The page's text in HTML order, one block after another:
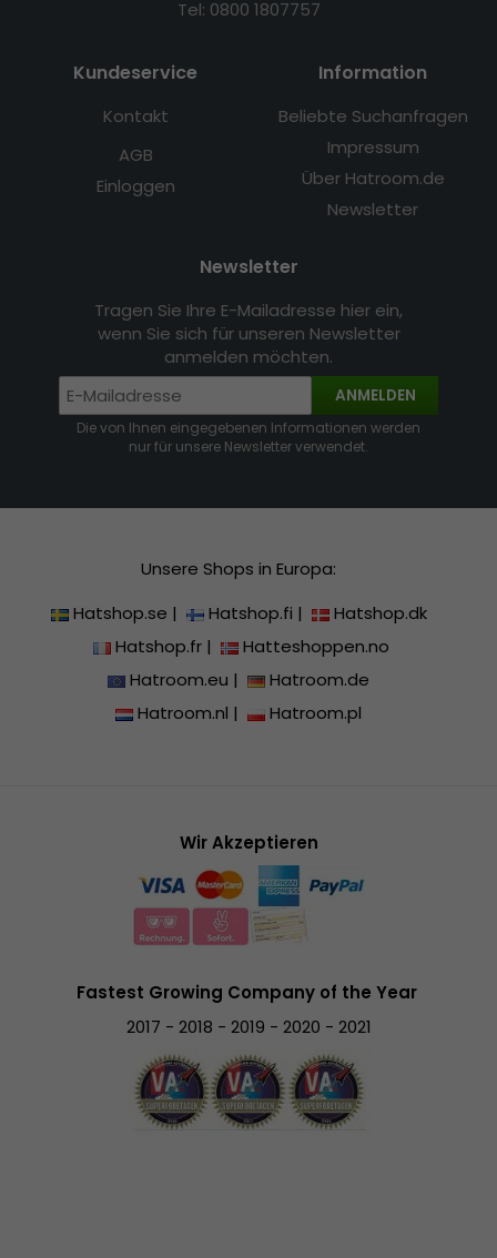
Tel: 0800 1807757
Kundeservice
Kontakt
AGB
Einloggen
Information
Beliebte Suchanfragen
Impressum
Über Hatroom.de
Newsletter
Newsletter
Tragen Sie Ihre E-Mailadresse hier ein,
wenn Sie sich für unseren Newsletter
anmelden möchten.
ANMELDEN
Die von Ihnen eingegebenen Informationen werden
nur für unsere Newsletter verwendet.
Unsere Shops in Europa:
Hatshop.se | Hatshop.fi |
Hatshop.dk
Hatshop.fr|
Hatteshoppen.no
Hatroom.eu |
Hatroom.de
Hatroom.nl | Hatroom.pl
Wir Akzeptieren
Fastest Growing Company of the Year
2017 - 2018 - 2019 - 2020 - 2021